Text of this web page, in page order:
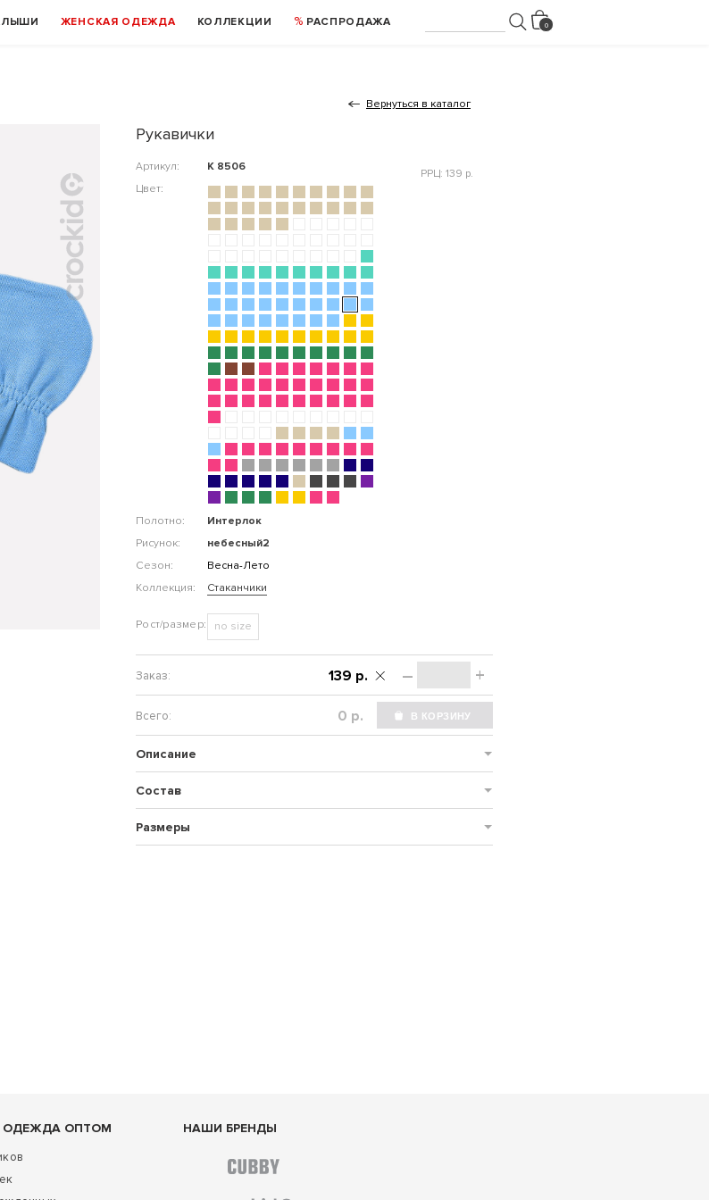
ЖЕНСКАЯ ОДЕЖДА КОЛЛЕКЦИИ РАСПРОДАЖА
Вернуться в каталог
Рукавички
Артикул:
К 8506
Цвет:
Полотно:
Интерлок
Рисунок:
небесный2
Сезон:
Весна-Лето
Коллекция:
Стаканчики
РРЦ: 139 р.
no size
– +
139 р.
р.
Описание
Состав
Размеры
ОДЕЖДА ОПТОМ НАШИ БРЕНДЫ